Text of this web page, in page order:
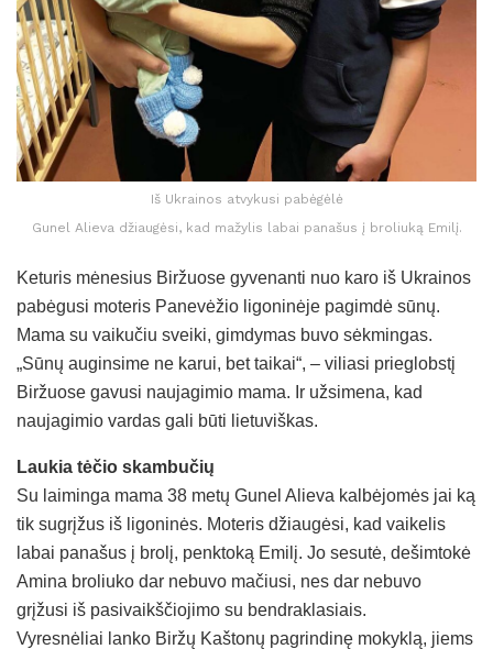
Iš Ukrainos atvykusi pabėgėlė
Gunel Alieva džiaugėsi, kad mažylis labai panašus į broliuką Emilį.
Keturis mėnesius Biržuose gyvenanti nuo karo iš Ukrainos
pabėgusi moteris Panevėžio ligoninėje pagimdė sūnų.
Mama su vaikučiu sveiki, gimdymas buvo sėkmingas.
„Sūnų auginsime ne karui, bet taikai“, – viliasi prieglobstį
Biržuose gavusi naujagimio mama. Ir užsimena, kad
naujagimio vardas gali būti lietuviškas.
Laukia tėčio skambučių
Su laiminga mama 38 metų Gunel Alieva kalbėjomės jai ką
tik sugrįžus iš ligoninės. Moteris džiaugėsi, kad vaikelis
labai panašus į brolį, penktoką Emilį. Jo sesutė, dešimtokė
Amina broliuko dar nebuvo mačiusi, nes dar nebuvo
grįžusi iš pasivaikščiojimo su bendraklasiais.
Vyresnėliai lanko Biržų Kaštonų pagrindinę mokyklą, jiems